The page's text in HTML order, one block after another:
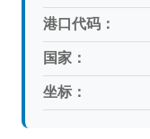
港口代码：
国家：
坐标：